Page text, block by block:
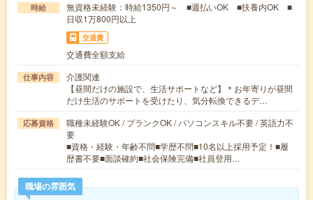
時給
無資格未経験：時給1350円～ ■週払いOK ■扶養内OK ■
日収1万800円以上
交通費
交通費全額支給
仕事内容
介護関連
【昼間だけの施設で、生活サポートなど】＊お年寄りが昼間
だけ生活のサポートを受けたり、気分転換できるデ…
応募資格
職種未経験OK / ブランクOK / パソコンスキル不要 / 英語力不
要
■資格・経験・年齢不問■学歴不問■10名以上採用予定！■履
歴書不要■面談確約■社会保険完備■社員登用…
職場の雰囲気